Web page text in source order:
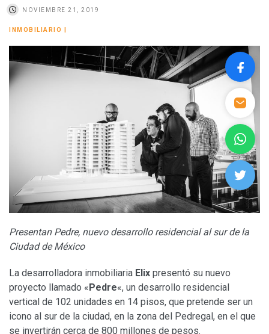
NOVIEMBRE 21, 2019
INMOBILIARIO
Presentan Pedre, nuevo desarrollo residencial al sur de la
Ciudad de México
La desarrolladora inmobiliaria Elix presentó su nuevo
proyecto llamado « Pedre«, un desarrollo residencial
vertical de 102 unidades en 14 pisos, que pretende ser un
icono al sur de la ciudad, en la zona del Pedregal, en el que
se invertirán cerca de 800 millones de pesos.